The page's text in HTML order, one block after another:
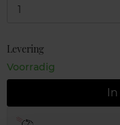
1
Levering
Voorradig